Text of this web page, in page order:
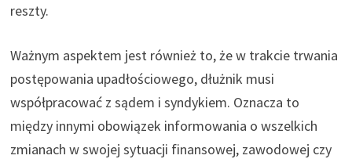
reszty.
Ważnym aspektem jest również to, że w trakcie trwania
postępowania upadłościowego, dłużnik musi
współpracować z sądem i syndykiem. Oznacza to
między innymi obowiązek informowania o wszelkich
zmianach w swojej sytuacji finansowej, zawodowej czy